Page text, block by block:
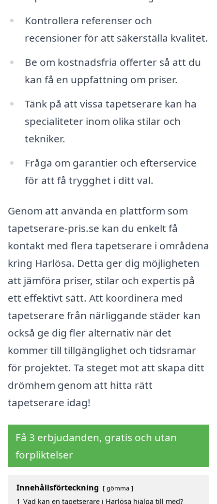
Kontrollera referenser och
recensioner för att säkerställa kvalitet.
Be om kostnadsfria offerter så att du
kan få en uppfattning om priser.
Tänk på att vissa tapetserare kan ha
specialiteter inom olika stilar och
tekniker.
Fråga om garantier och efterservice
för att få trygghet i ditt val.
Genom att använda en plattform som
tapetserare-pris.se kan du enkelt få
kontakt med flera tapetserare i områdena
kring Harlösa. Detta ger dig möjligheten
att jämföra priser, stilar och expertis på
ett effektivt sätt. Att koordinera med
tapetserare från närliggande städer kan
också ge dig fler alternativ när det
kommer till tillgänglighet och tidsramar
för projektet. Ta steget mot att skapa ditt
drömhem genom att hitta rätt
tapetserare idag!
Få 3 erbjudanden, gratis och utan
förpliktelser
Innehållsförteckning gömma
1 Vad kan en tapetserare i Harlösa hjälpa till med?